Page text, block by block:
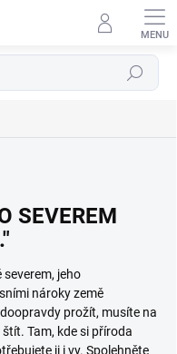
Hledat
SEVEREM
jeho
nároky země
prožít, musíte na
Tam, kde si příroda
ji i vy. Spolehněte